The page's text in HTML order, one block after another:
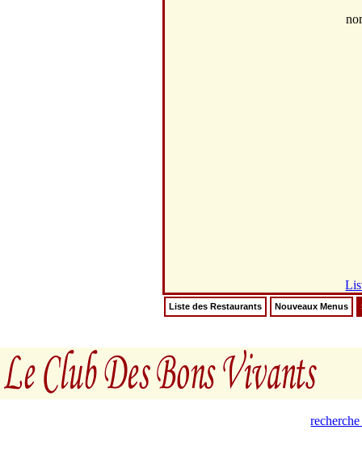
Liste des Restaurants Nouveaux Menus